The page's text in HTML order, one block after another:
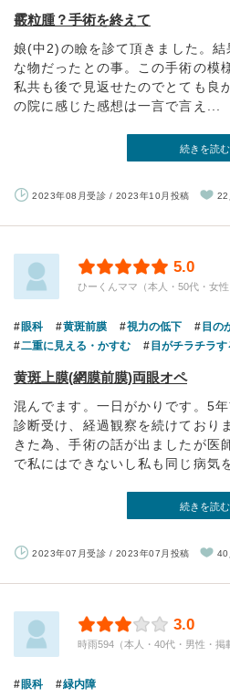
霰粒腫？手術を終えて
娘(中2)の瞼を診て頂きました。結
な物だったとの事。この手術の模
私共も後で見返せたのでとても良
の院に感じた感想は一言で言え...
続きを読む
2023年08月受診 / 2023年10月投稿 22
5.0
ひーくんママ（本人・50代・女性
眼科 黄斑前膜 視力の低下 目の
二重に見える・かすむ
目がチラチラす
黄斑上膜(網膜前膜)両眼オペ
混んでます。一日がかりです。5
診断受け、経過観察を続けており
きた為、手術の話が出ましたが医
で私にはできないし私も同じ病気
続きを読む
2023年07月受診 / 2023年07月投稿 40
3.0
時雨594（本人・40代・男性・掲
眼科 緑内障